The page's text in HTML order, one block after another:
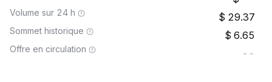
Volume sur 24 h 29.37
Sommet historique 6.65
Offre en circulation --